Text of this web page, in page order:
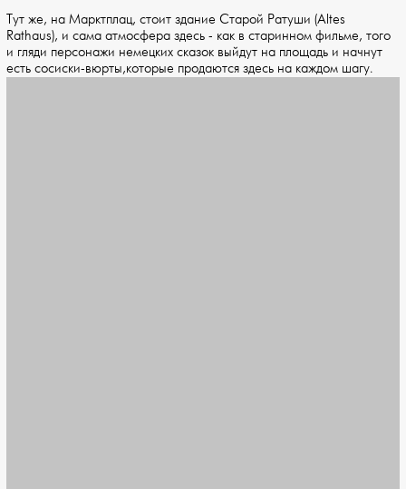
Тут же, на Марктплац, стоит здание Старой Ратуши (Altes
Rathaus), и сама атмосфера здесь - как в старинном фильме, того
и гляди персонажи немецких сказок выйдут на площадь и начнут
есть сосиски-вюрты,которые продаются здесь на каждом шагу.